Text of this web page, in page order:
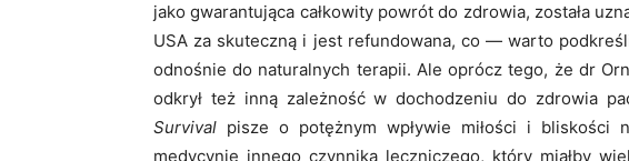
jako gwarantująca całkowity powrót do zdrowia, została
USA za skuteczną i jest refundowana, co — warto
odnośnie do naturalnych terapii. Ale oprócz tego, że dr
odkrył też inną zależność w dochodzeniu do zdrowia
Survival pisze o potężnym wpływie miłości i bliskości
medycynie innego czynnika leczniczego, który miał­by